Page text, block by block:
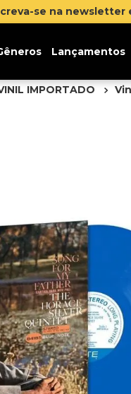
Lançamentos
IMPORTADO